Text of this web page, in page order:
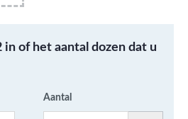
in of het aantal dozen dat u
Aantal